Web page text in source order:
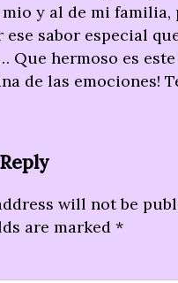
y al de mi familia,
ese sabor especial
Que hermoso es
de las emociones!
will not be
are marked *